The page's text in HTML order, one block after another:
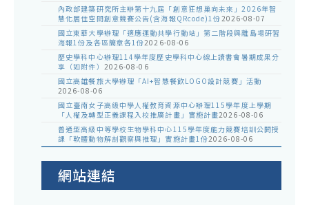
內政部建築研究所主辦第十九屆「創意狂想巢向未來」2026年智
慧化居住空間創意競賽公告(含海報QRcode)1份2026-08-07
國立東華大學辦理「適應運動共學行動站」第二階段與離島場研習
海報1份及各區簡章各1份2026-08-06
歷史學科中心辦理114學年度歷史學科中心線上讀書會暑期成果分
享（如附件） 2026-08-06
國立高雄餐旅大學辦理「AI+智慧餐飲LOGO設計競賽」活動
2026-08-06
國立臺南女子高級中學人權教育資源中心辦理115學年度上學期
「人權及轉型正義課程入校推廣計畫」實施計畫2026-08-06
普通型高級中等學校生物學科中心115學年度能力競賽培訓公開授
課「軟體動物解剖觀察與推理」實施計畫1份2026-08-06
網站連結